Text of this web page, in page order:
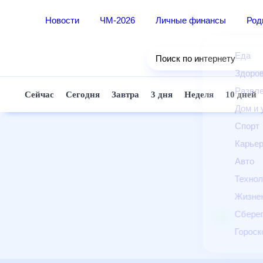
Новости ЧМ-2026 Личные финансы
Еда
Дом
Спорт
Авто
Поиск по интернету
Сейчас Сегодня Завтра 3 дня Неделя 10